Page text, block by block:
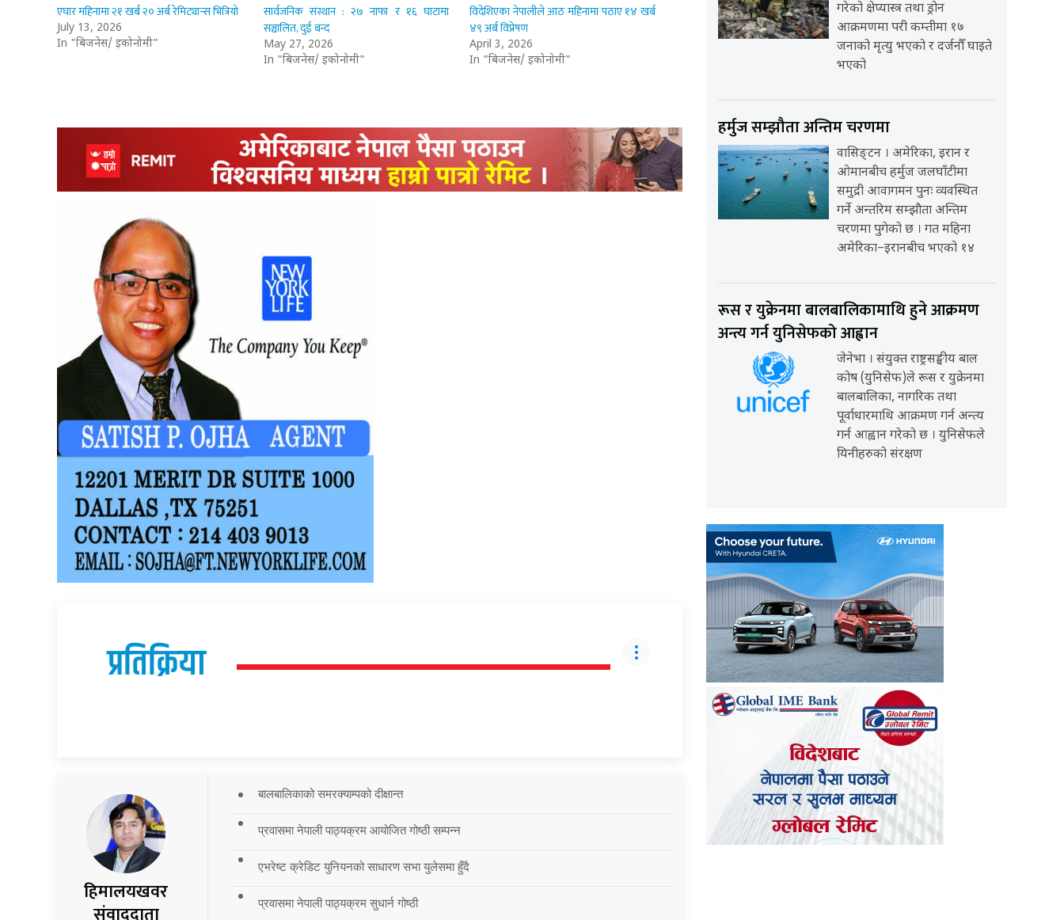
एघार महिनामा २१ खर्ब २० अर्ब रेमिट्यान्स भित्रियो
July 13, 2026
In "बिजनेस/ इकोनोमी"
सार्वजनिक संस्थान : २७ नाफा र १६ घाटामा
सञ्चालित, दुई बन्द
May 27, 2026
In "बिजनेस/ इकोनोमी"
विदेशिएका नेपालीले आठ महिनामा पठाए १४ खर्ब
४९ अर्ब विप्रेषण
April 3, 2026
In "बिजनेस/ इकोनोमी"
प्रतिक्रिया
हिमालयखवर
बालबालिकाको समरक्याम्पको दीक्षान्त
प्रवासमा नेपाली पाठ्यक्रम आयोजित गोष्ठी सम्पन्न
एभरेष्ट क्रेडिट युनियनको साधारण सभा युलेसमा हुँदै
प्रवासमा नेपाली पाठ्यक्रम सुधार्न गोष्ठी
गरेको क्षेप्यास्त्र तथा ड्रोन
आक्रमणमा परी कम्तीमा १७
जनाको मृत्यु भएको र दर्जनौँ घाइते
भएको
हर्मुज सम्झौता अन्तिम चरणमा
वासिङ्टन । अमेरिका, इरान र
ओमानबीच हर्मुज जलघाँटीमा
समुद्री आवागमन पुनः व्यवस्थित
गर्ने अन्तरिम सम्झौता अन्तिम
चरणमा पुगेको छ । गत महिना
अमेरिका–इरानबीच भएको १४
रूस र युक्रेनमा बालबालिकामाथि हुने आक्रमण
अन्त्य गर्न युनिसेफको आह्वान
जेनेभा । संयुक्त राष्ट्रसङ्घीय बाल
कोष (युनिसेफ)ले रूस र युक्रेनमा
बालबालिका, नागरिक तथा
पूर्वाधारमाथि आक्रमण गर्न अन्त्य
गर्न आह्वान गरेको छ । युनिसेफले
यिनीहरुको संरक्षण